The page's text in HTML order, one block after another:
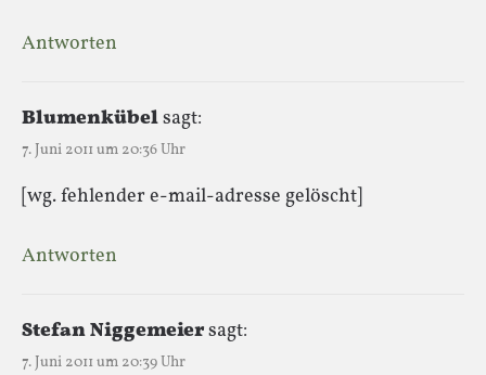
Antworten
Blumenkübelsagt:
7. Juni 2011 um 20:36 Uhr
[wg. fehlender e-mail-adresse gelöscht]
Antworten
Stefan Niggemeiersagt:
7. Juni 2011 um 20:39 Uhr